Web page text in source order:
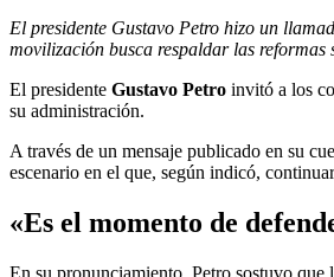
El presidente Gustavo Petro hizo un
movilización busca respaldar las
El presidente Gustavo Petro invitó a los
su administración.
A través de un mensaje publicado en su
escenario en el que, según indicó,
«Es el momento de
En su pronunciamiento, Petro sostuvo